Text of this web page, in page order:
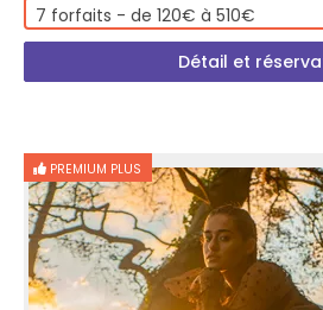
7 forfaits - de 120€ à 510€
Détail et
PREMIUM PLUS